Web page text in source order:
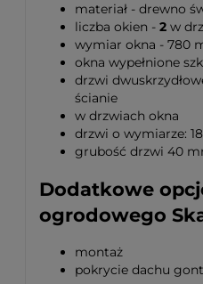
materiał - drewno
liczba okien - 2 w
wymiar okna - 780
okna wypełnione
drzwi
ścianie
w drzwiach okna
drzwi o wymiarze:
grubość drzwi 40
Dodatkowe
ogrodowego
montaż
pokrycie dachu